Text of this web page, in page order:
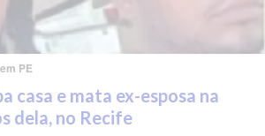
PE
casa e mata ex-esposa na
dela, no Recife